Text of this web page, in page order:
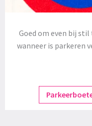
Goed om even bij stil
wanneer is parkeren